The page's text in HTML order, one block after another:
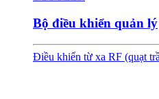
Bộ điều khiển quản lý
Điều khiển từ xa RF (quạt